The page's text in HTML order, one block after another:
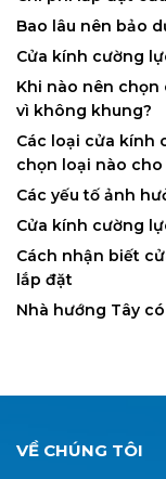
Bao lâu nên bảo
Cửa kính cường
Khi nào nên
vì không khung?
Các loại cửa kính
chọn loại nào
Các yếu tố ảnh
Cửa kính cường
Cách nhận biết
lắp đặt
Nhà hướng Tây
VỀ CHÚNG TÔI